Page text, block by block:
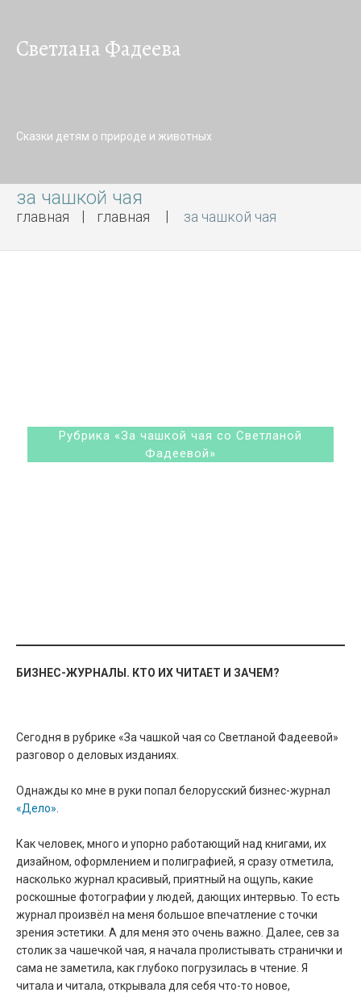
Светлана Фадеева
Сказки детям о природе и животных
за чашкой чая
главная главная за чашкой чая
Рубрика «За чашкой чая со Светланой
Фадеевой»
БИЗНЕС-ЖУРНАЛЫ. КТО ИХ ЧИТАЕТ И ЗАЧЕМ?
Сегодня в рубрике «За чашкой чая со Светланой Фадеевой»
разговор о деловых изданиях.
Однажды ко мне в руки попал белорусский бизнес-журнал
«Дело»
Как человек, много и упорно работающий над книгами, их
дизайном, оформлением и полиграфией, я сразу отметила,
насколько журнал красивый, приятный на ощупь, какие
роскошные фотографии у людей, дающих интервью. То есть
журнал произвёл на меня большое впечатление с точки
зрения эстетики. А для меня это очень важно. Далее, сев за
столик за чашечкой чая, я начала пролистывать странички и
сама не заметила, как глубоко погрузилась в чтение. Я
читала и читала, открывала для себя что-то новое,